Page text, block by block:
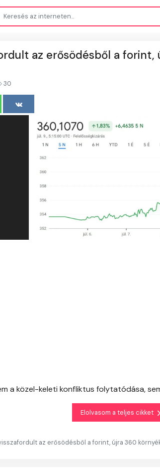
az erősödésből a
30
a közel-keleti konfliktus folytatódása,
Elolvasom a teljes cikket
az erősödésből a forint, újra 360